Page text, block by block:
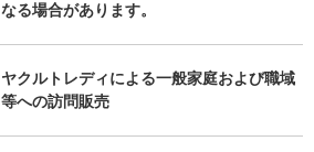
なる場合があります。
ヤクルトレディによる一般家庭および職域
等への訪問販売